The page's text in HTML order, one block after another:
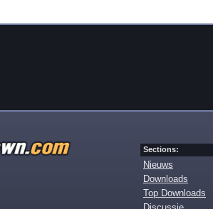
Sections:
Nieuws
Downloads
Top Downloads